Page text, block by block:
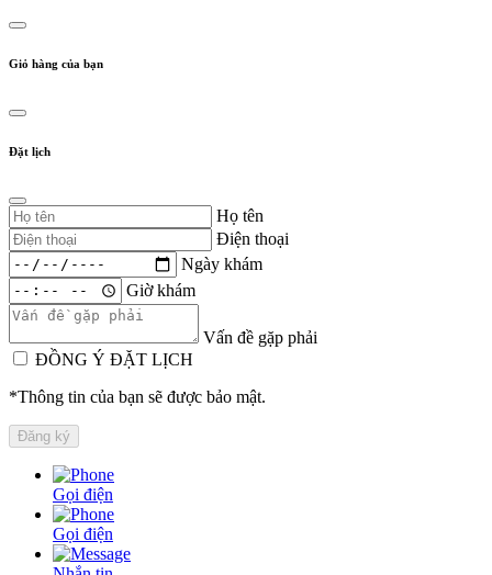
Giỏ hàng của bạn
Đặt lịch
Họ tên
Điện thoại
Ngày khám
Giờ khám
Vấn đề gặp phải
ĐỒNG Ý ĐẶT LỊCH
*Thông tin của bạn sẽ được bảo mật.
Gọi điện
Gọi điện